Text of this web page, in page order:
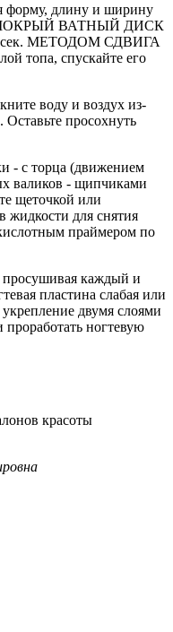
форму, длину и ширину
МОКРЫЙ ВАТНЫЙ ДИСК
сек. МЕТОДОМ СДВИГА
топа, спускайте его
воду и воздух из-
Оставьте просохнуть
- с торца (движением
валиков - щипчиками
щеточкой или
жидкости для снятия
праймером по
просушивая каждый и
пластина слабая или
двумя слоями
ногтевую
красоты